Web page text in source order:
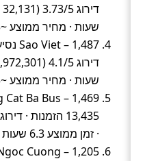
שעות · מחיר ממוצע ~63 ₪
שעות · מחיר ממוצע ~55 ₪
· זמן ממוצע 6.3 שעות · מחיר ממוצע ~65 ₪